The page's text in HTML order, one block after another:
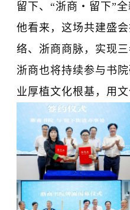
留下、“浙商・留下”
他看来，这场共建盛
络、浙商商脉，实现
浙商也将持续参与书
业厚植文化根基，用